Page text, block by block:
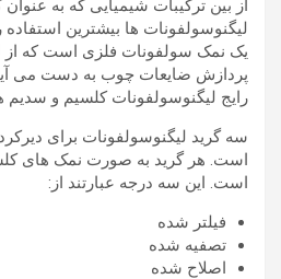
از بین ترکیبات شیمیایی که به
لیگنوسولفونات ها بیشترین استفاده
یک نمک سولفونات فلزی است که از
پردازش ضایعات چوب به دست می
رایج لیگنوسولفونات کلسیم و سدیم
سه گرید لیگنوسولفونات برای
است. هر گرید به صورت نمک های
است. این سه درجه عبارتند از:
فیلتر شده
تصفیه شده
اصلاح شده